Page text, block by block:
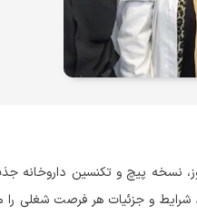
نسخه پیچ و تکنسین
شرایط و جزئیات هر فرصت شغلی